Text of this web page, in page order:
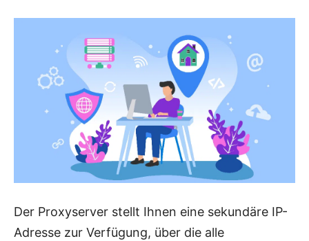
Der Proxyserver stellt Ihnen eine sekundäre IP-
Adresse zur Verfügung, über die alle